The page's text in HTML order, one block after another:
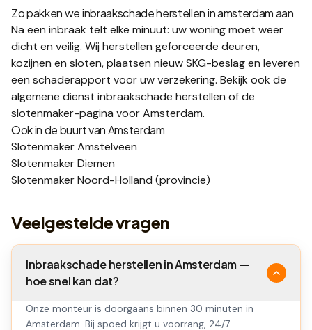
Zo pakken weinbraakschade herstellen in amsterdamaan
Na een inbraak telt elke minuut: uw woning moet weer
dicht en veilig. Wij herstellen geforceerde deuren,
kozijnen en sloten, plaatsen nieuw SKG-beslag en leveren
een schaderapport voor uw verzekering. Bekijk ook de
algemene dienst inbraakschade herstellen of de
slotenmaker-pagina voorAmsterdam.
Ook in de buurt vanAmsterdam
SlotenmakerAmstelveen
SlotenmakerDiemen
SlotenmakerNoord-Holland (provincie)
Veelgestelde vragen
Inbraakschade herstellen in Amsterdam —
hoe snel kan dat?
Onze monteur is doorgaans binnen 30 minuten in
Amsterdam. Bij spoed krijgt u voorrang, 24/7.